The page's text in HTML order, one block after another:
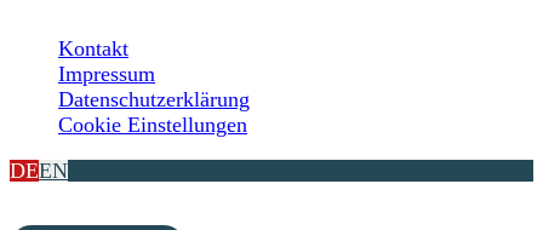
Kontakt
Impressum
Datenschutzerklärung
Cookie Einstellungen
DEEN